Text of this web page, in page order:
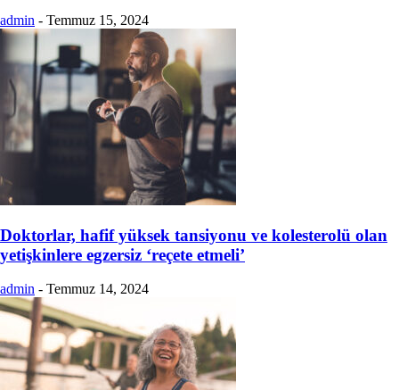
admin - Temmuz 15, 2024
Doktorlar, hafif yüksek tansiyonu ve kolesterolü olan
yetişkinlere egzersiz ‘reçete etmeli’
admin - Temmuz 14, 2024